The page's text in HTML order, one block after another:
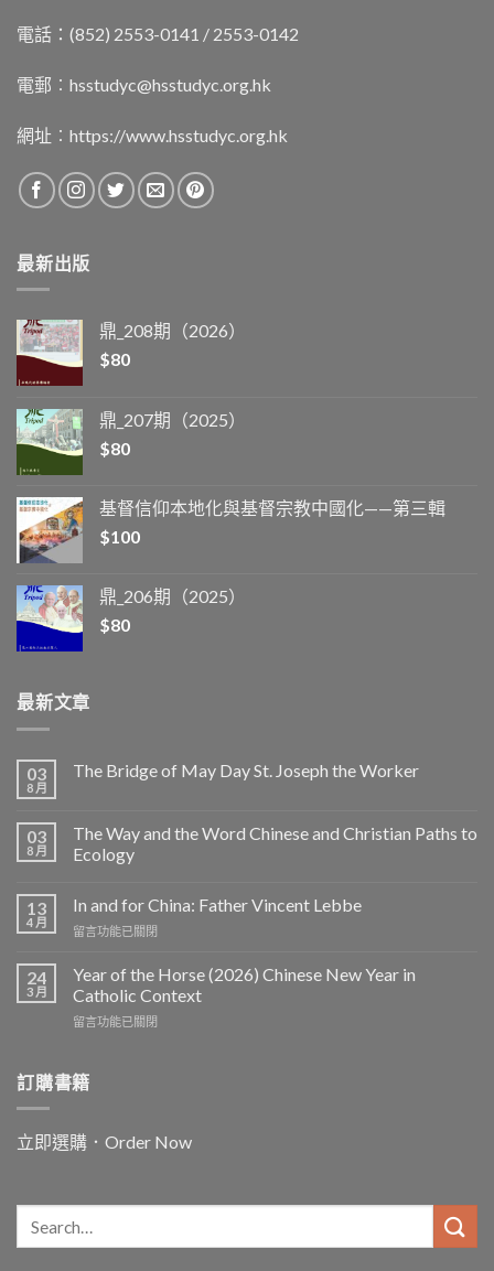
電話：(852) 2553-0141 / 2553-0142
電郵︰ hsstudyc@hsstudyc.org.hk
網址︰ https://www.hsstudyc.org.hk
最新出版
鼎_208期（2026）
$80
鼎_207期（2025）
$80
基督信仰本地化與基督宗教中國化——第三輯
$100
鼎_206期（2025）
$80
最新文章
03
8 月
The Bridge of May Day St. Joseph the Worker
03
8 月
The Way and the Word Chinese and Christian Paths to
Ecology
13
4 月
In and for China: Father Vincent Lebbe
在
and
for
China:
Father
中
留言功能已關閉
24
3 月
Year of the Horse (2026) Chinese New Year in
Catholic Context
在
the
Horse
Chinese
New
Catholic
Context〉
中
留言功能已關閉
訂購書籍
立即選購．Order Now